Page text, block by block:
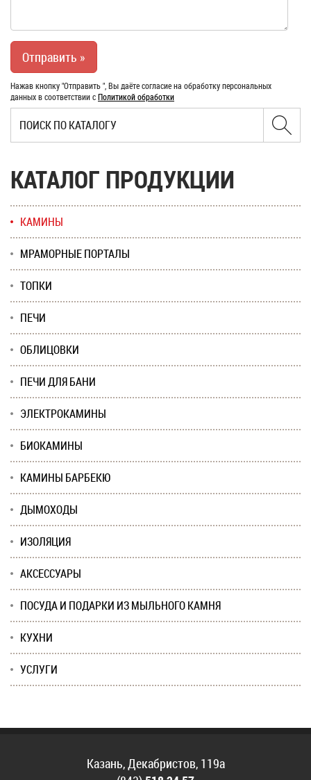
Нажав кнопку "Отправить ", Вы даёте согласие на обработку персональных
данных в соответствии сПолитикой обработки
КАТАЛОГ ПРОДУКЦИИ
КАМИНЫ
МРАМОРНЫЕ ПОРТАЛЫ
ТОПКИ
ПЕЧИ
ОБЛИЦОВКИ
ПЕЧИ ДЛЯ БАНИ
ЭЛЕКТРОКАМИНЫ
БИОКАМИНЫ
КАМИНЫ БАРБЕКЮ
ДЫМОХОДЫ
ИЗОЛЯЦИЯ
АКСЕССУАРЫ
ПОСУДА И ПОДАРКИ ИЗ МЫЛЬНОГО КАМНЯ
КУХНИ
УСЛУГИ
Казань, Декабристов, 119а